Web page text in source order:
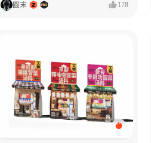
圆末 178